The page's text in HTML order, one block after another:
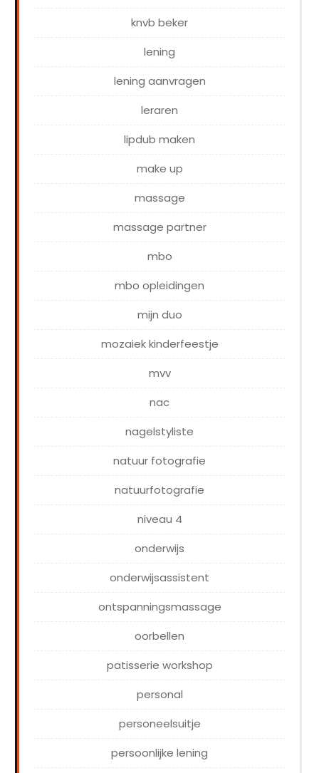
knvb beker
lening
lening aanvragen
leraren
lipdub maken
make up
massage
massage partner
mbo
mbo opleidingen
mijn duo
mozaiek kinderfeestje
mvv
nac
nagelstyliste
natuur fotografie
natuurfotografie
niveau 4
onderwijs
onderwijsassistent
ontspanningsmassage
oorbellen
patisserie workshop
personal
personeelsuitje
persoonlijke lening